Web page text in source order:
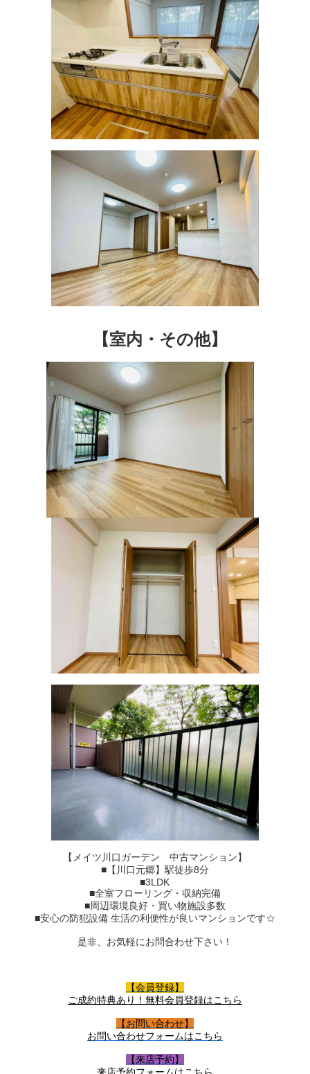
【室内・その他】
【メイツ川口ガーデン 中古マンション】
■【川口元郷】駅徒歩8分
■3LDK
■全室フローリング・収納完備
■周辺環境良好・買い物施設多数
■安心の防犯設備 生活の利便性が良いマンションです☆
是非、お気軽にお問合わせ下さい！
【会員登録】
ご成約特典あり！無料会員登録はこちら
【お問い合わせ】
お問い合わせフォームはこちら
【来店予約】